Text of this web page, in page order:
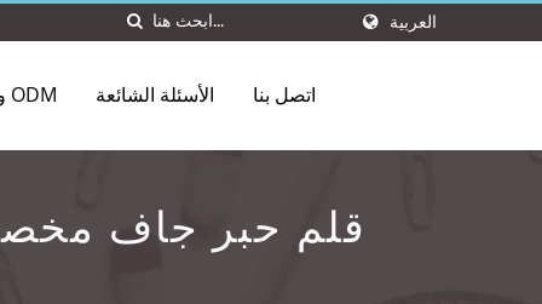
العربية
OEM و ODM الأسئلة الشائعة اتصل بنا
قلم حبر جاف